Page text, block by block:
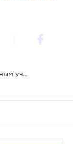
Какие последствия пользования земельным участком без надлежащего оформления - ВС